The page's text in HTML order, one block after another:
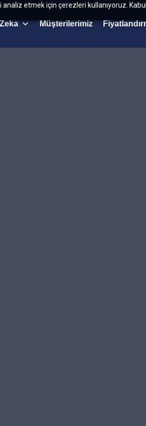
etmek için çerezleri kullanıyoruz. Kabul
Müşterilerimiz